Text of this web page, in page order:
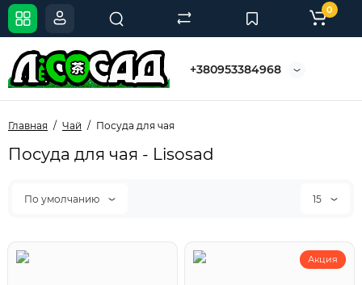
+380953384968
0
Главная Чай Посуда для чая
Посуда для чая - Lisosad
По умолчанию 15
Акция